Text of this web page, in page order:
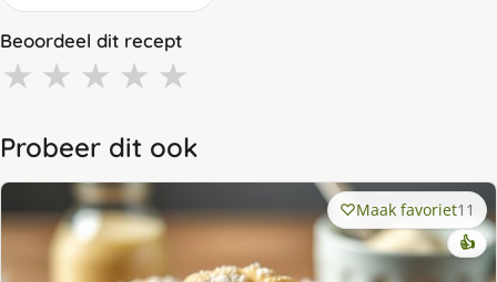
Beoordeel dit recept
★ ★ ★ ★ ★
Probeer dit ook
Maak favoriet11
👍